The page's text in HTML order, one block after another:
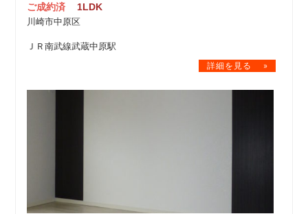
ご成約済
1LDK
川崎市中原区
ＪＲ南武線武蔵中原駅